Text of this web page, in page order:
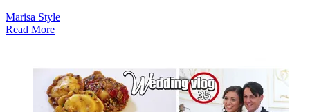
Marisa Style
Read More